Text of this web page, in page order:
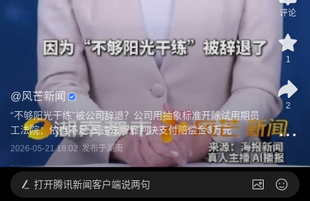
@风芒新闻
“不够阳光干练”被公司辞退？公司用抽象标准开除试用期员
工法院：依据不足 属违法解雇判决支付赔偿金3万元
2026-05-21 18:02 发布于湖南
评论
1
2
打开腾讯新闻客户端说两句